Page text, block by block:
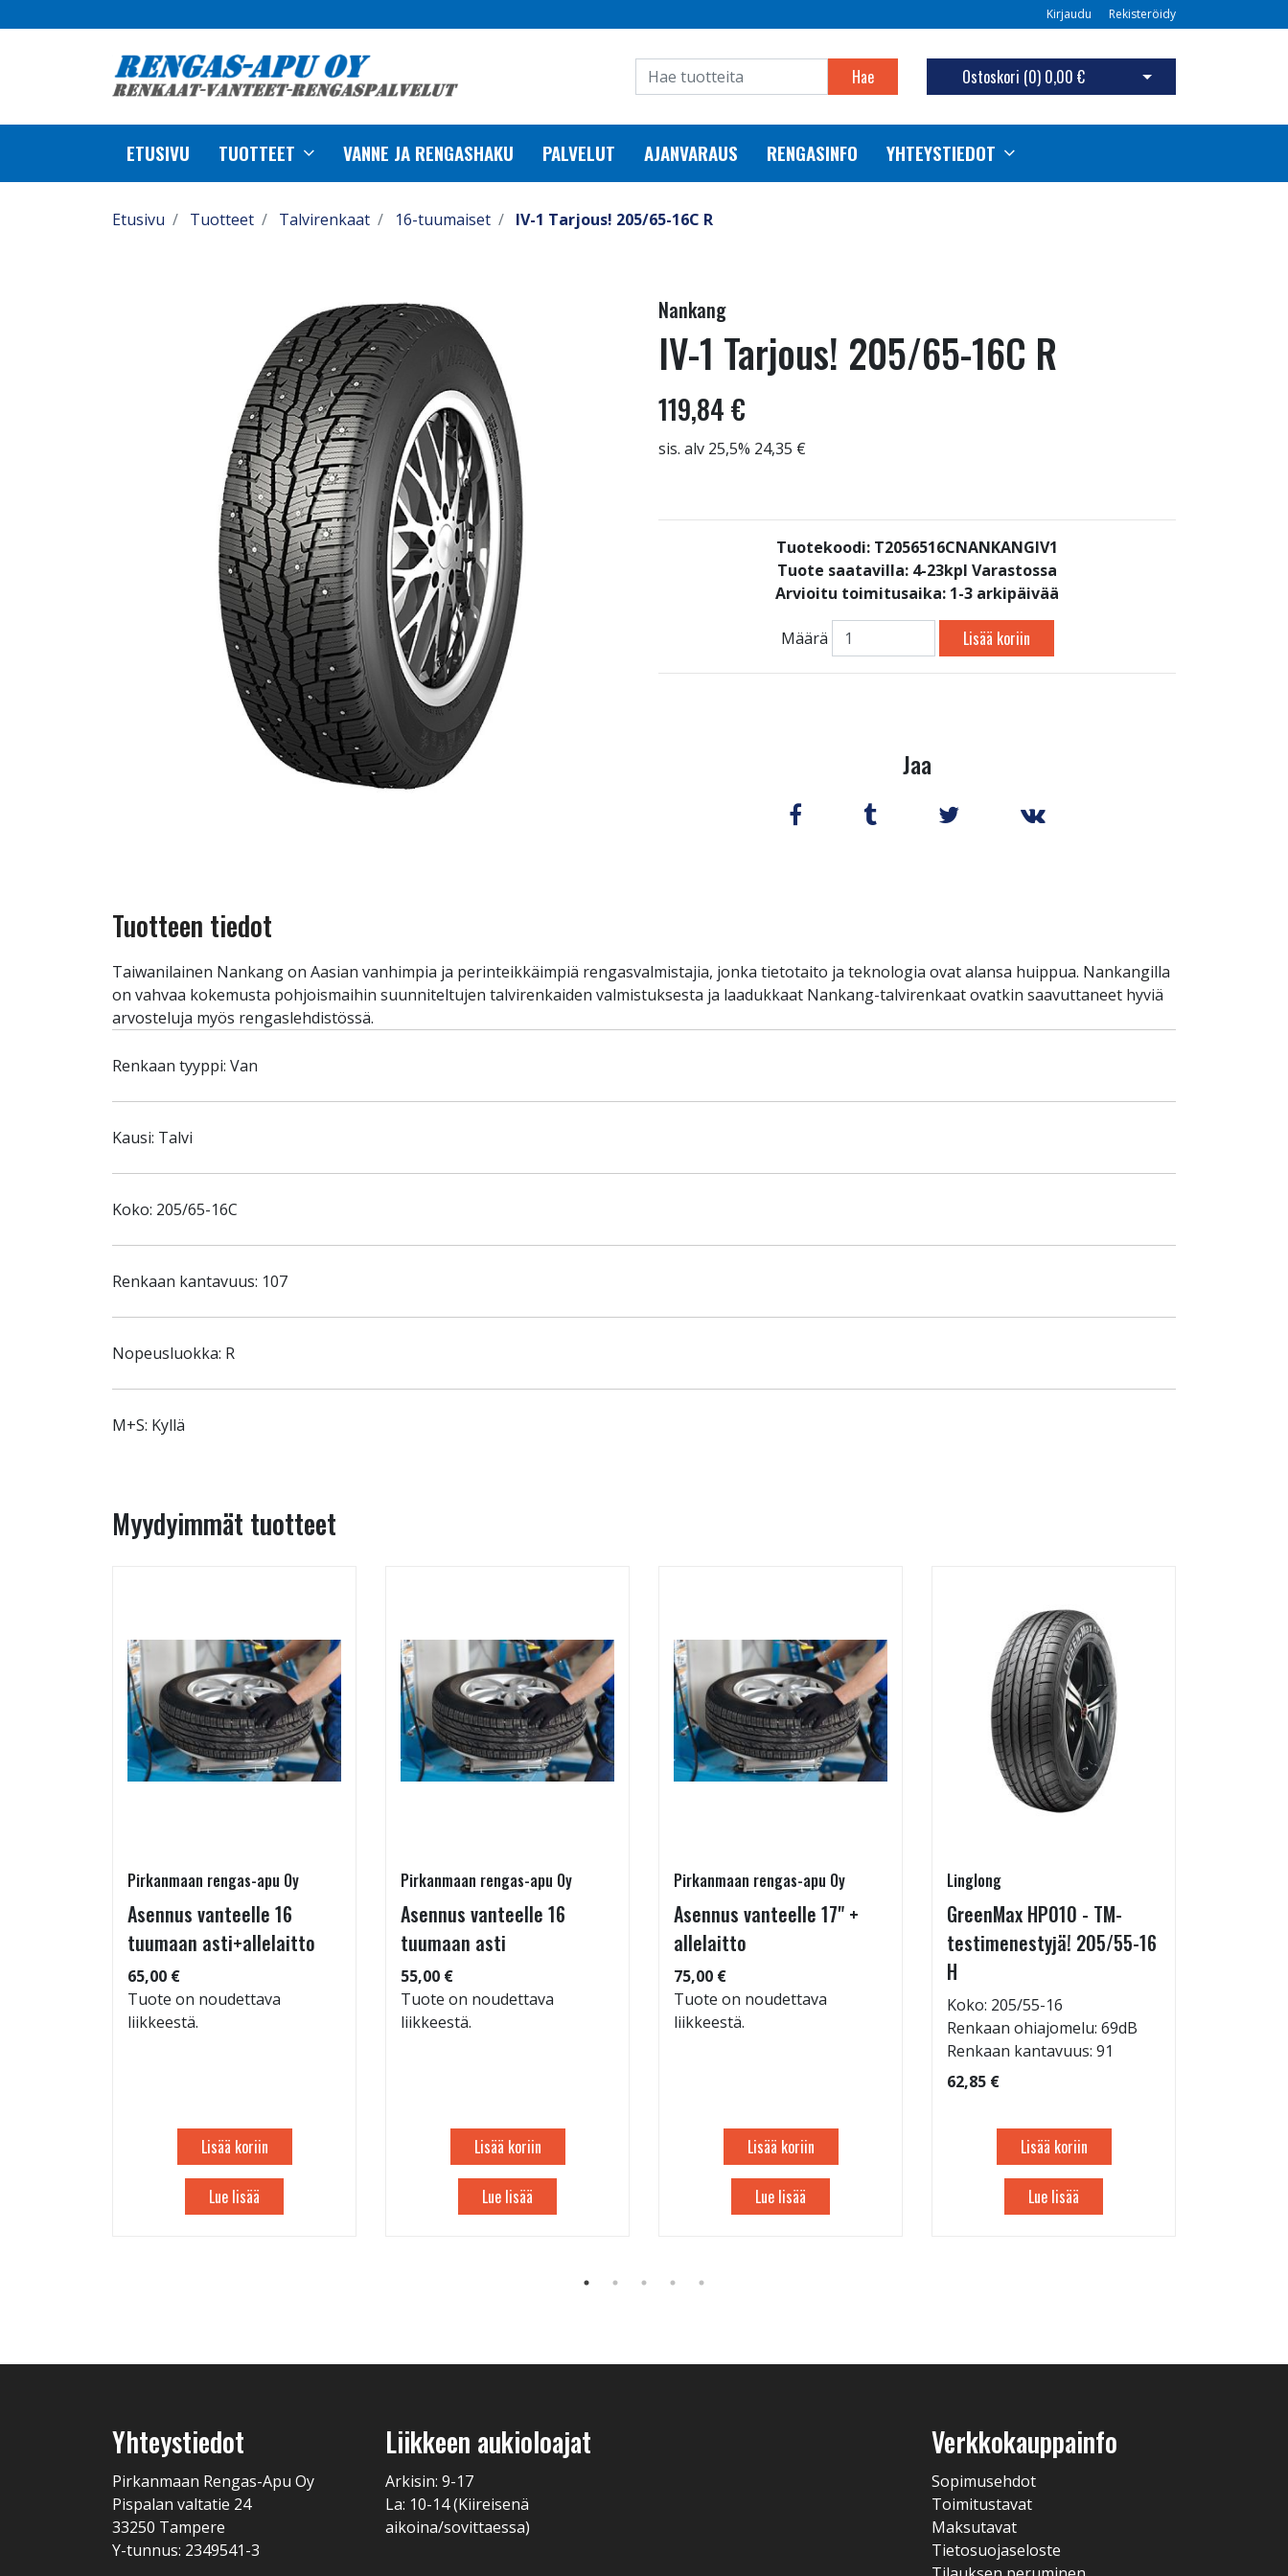
Kirjaudu Rekisteröidy
Hae Ostoskori (0) 0,00 € Avaa ostoskori
ETUSIVU TUOTTEET VANNE JA RENGASHAKU PALVELUT AJANVARAUS RENGASINFO YHTEYSTIEDOT
Etusivu Tuotteet Talvirenkaat 16-tuumaiset IV-1 Tarjous! 205/65-16C R
Nankang
IV-1 Tarjous! 205/65-16C R
119,84 €
sis. alv 25,5% 24,35 €
Tuotekoodi: T2056516CNANKANGIV1
Tuote saatavilla: 4-23kpl Varastossa
Arvioitu toimitusaika: 1-3 arkipäivää
Määrä Lisää koriin
Jaa
Tuotteen tiedot
Taiwanilainen Nankang on Aasian vanhimpia ja perinteikkäimpiä rengasvalmistajia, jonka tietotaito ja teknologia ovat alansa huippua. Nankangilla
on vahvaa kokemusta pohjoismaihin suunniteltujen talvirenkaiden valmistuksesta ja laadukkaat Nankang-talvirenkaat ovatkin saavuttaneet hyviä
arvosteluja myös rengaslehdistössä.
Renkaan tyyppi: Van
Kausi: Talvi
Koko: 205/65-16C
Renkaan kantavuus: 107
Nopeusluokka: R
M+S: Kyllä
Myydyimmät tuotteet
Pirkanmaan rengas-apu Oy
Asennus vanteelle 16
tuumaan asti+allelaitto
65,00 €
Tuote on noudettava
liikkeestä.
Lisää koriin
Lue lisää
Pirkanmaan rengas-apu Oy
Asennus vanteelle 16
tuumaan asti
55,00 €
Tuote on noudettava
liikkeestä.
Lisää koriin
Lue lisää
Pirkanmaan rengas-apu Oy
Asennus vanteelle 17" +
allelaitto
75,00 €
Tuote on noudettava
liikkeestä.
Lisää koriin
Lue lisää
Linglong
GreenMax HP010 - TM-
testimenestyjä! 205/55-16
H
Koko: 205/55-16
Renkaan ohiajomelu: 69dB
Renkaan kantavuus: 91
62,85 €
Lisää koriin
Lue lisää
Yhteystiedot
Pirkanmaan Rengas-Apu Oy
Pispalan valtatie 24
33250 Tampere
Y-tunnus: 2349541-3
Liikkeen aukioloajat
Arkisin: 9-17
La: 10-14 (Kiireisenä
aikoina/sovittaessa)
Verkkokauppainfo
Sopimusehdot
Toimitustavat
Maksutavat
Tietosuojaseloste